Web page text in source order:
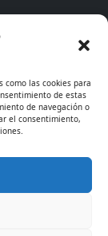
como las cookies para
de estas
de navegación o
el consentimiento,